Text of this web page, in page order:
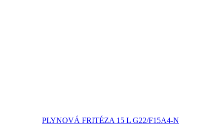
PLYNOVÁ FRITÉZA 15 L G22/F15A4-N